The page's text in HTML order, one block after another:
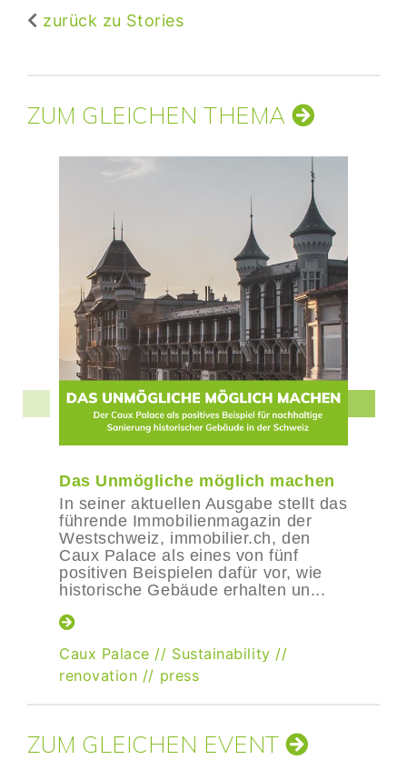
zurück zu Stories
ZUM GLEICHEN THEMA
Das Unmögliche möglich machen
In seiner aktuellen Ausgabe stellt das
führende Immobilienmagazin der
Westschweiz, immobilier.ch, den
Caux Palace als eines von fünf
positiven Beispielen dafür vor, wie
historische Gebäude erhalten un...
Caux Palace // Sustainability //
renovation // press
ZUM GLEICHEN EVENT